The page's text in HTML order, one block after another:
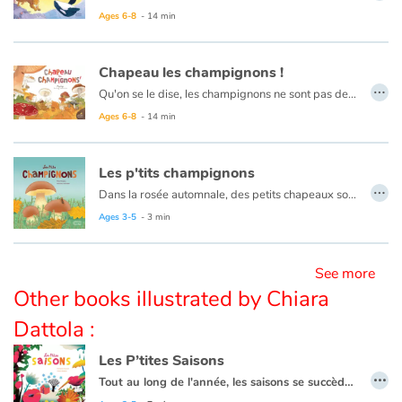
Blog
Learn french with Storyplay'r
French book lists for children
Reading for children
Activities and workshops
Ages 6-8 - 14 min
Chapeau les champignons !
Qu'on se le dise, les champignons ne sont pas des plantes… pas plus que des animaux ! Ils forment un monde à part appelé "Fungi". Microscopiques ou aussi gros qu'un ballon de foot, de toutes les couleurs, de formes diverses et variées, les champignons sont partout ! Mais les connaissons-nous vraiment ?
Ages 6-8 - 14 min
…
Les p'tits champignons
Dans la rosée automnale, des petits chapeaux sortent du sol... ce sont les champignons ! Mais sous ces drôles de petits parapluies se cache un extraordinaire et parfois gigantesque entrelacs de fines racines : le mycélium, le véritable corps du champignon ! Lorsqu'un champignon est cueilli, le mycélium continue à s'étendre et bientôt, d'autres fungi repousseront. Et heureusement, parce que nous ne sommes pas les seuls à les adorer ! Les animaux aussi s'en régalent. Mais attention, tous les champignons ne sont pas bons à manger ! Croûtes bleu vif, petits ronds ou en forme d'étoile de mer... odeur de savon, ou de bonbon... entre toutes ces variétés, il y a de quoi se tromper !
Ages 3-5 - 3 min
…
See more
Other books illustrated by Chiara
Dattola :
Les P’tites Saisons
Tout au long de l'année, les saisons se succèdent, le temps change, tout comme nos activités et nos vêtements ! L'été en short et en sandalettes, casquette sur la tête : on observe le lézard qui se prélasse au soleil, on se baigne, on profite du beau temps et des joies de l'été. Ensuite vient l'automne, les feuilles jaunissent puis tombent. Lors des premières pluies, on enfile un ciré et des bottes pour sauter dans les flaques ! En hiver, la nature se teinte de blanc, les arbres sont nus alors que nous nous sommes bien emmitouflés dans notre doudoune avec écharpe, gants et bonnet. Enfin le printemps réchauffe tout doucement la nature, les bourgeons puis les fleurs réapparaissent en même temps que les vêtements plus légers !
…